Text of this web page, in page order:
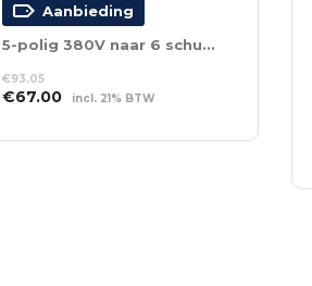
Aanbieding
5-polig 380V naar 6 schuko’s
€93.05
Oorspronkelijke
was:
€67.00Huidige
is:
incl. 21% BTW
WINKELWAGEN